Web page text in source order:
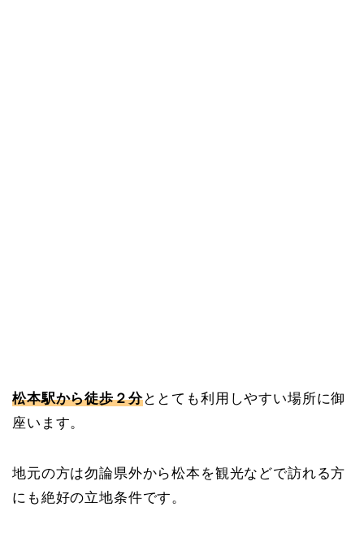
松本駅から徒歩２分ととても利用しやすい場所に御
座います。
地元の方は勿論県外から松本を観光などで訪れる方
にも絶好の立地条件です。